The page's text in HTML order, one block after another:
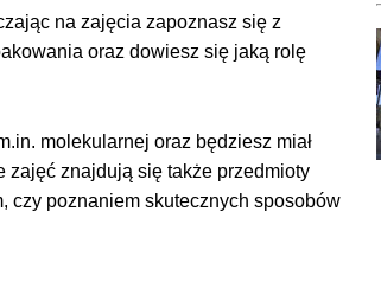
na zajęcia zapoznasz się z
oraz dowiesz się jaką rolę
molekularnej oraz będziesz miał
zajęć znajdują się także przedmioty
czy poznaniem skutecznych sposobów